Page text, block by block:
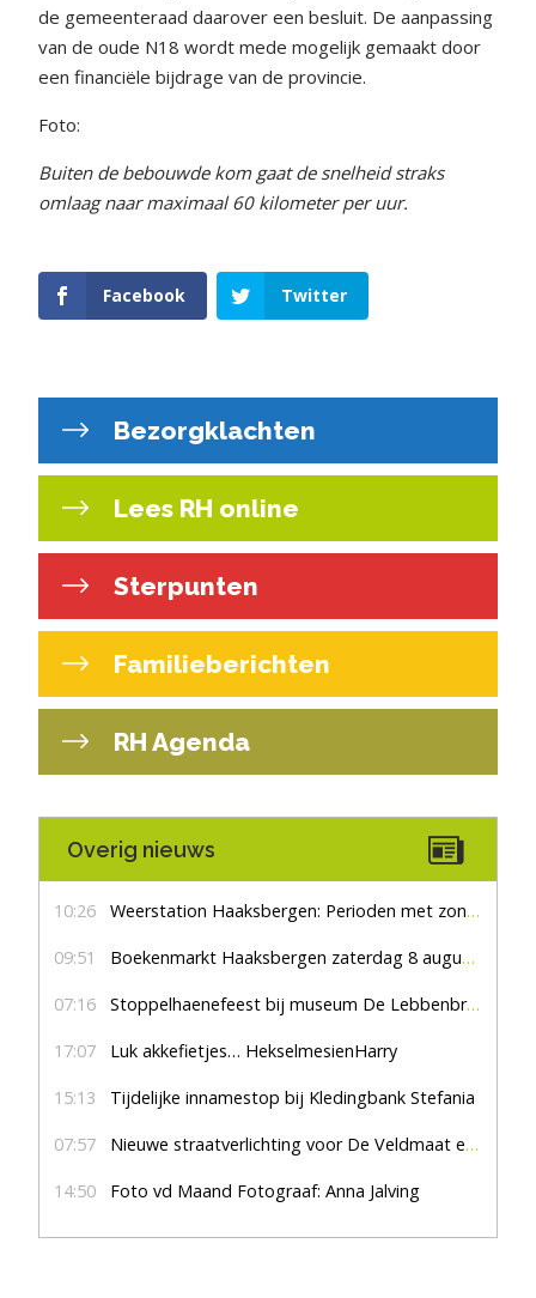
de gemeenteraad daarover een besluit. De aanpassing
van de oude N18 wordt mede mogelijk gemaakt door
een financiële bijdrage van de provincie.
Foto:
Buiten de bebouwde kom gaat de snelheid straks
omlaag naar maximaal 60 kilometer per uur.
Facebook Twitter
Bezorgklachten
Lees RH online
Sterpunten
Familieberichten
RH Agenda
Overig nieuws
10:26 Weerstation Haaksbergen: Perioden met zon en droog
09:51 Boekenmarkt Haaksbergen zaterdag 8 augustus, marktplein Haaksbergen
07:16 Stoppelhaenefeest bij museum De Lebbenbrugge
17:07 Luk akkefietjes… HekselmesienHarry
15:13 Tijdelijke innamestop bij Kledingbank Stefania
07:57 Nieuwe straatverlichting voor De Veldmaat en De Pas
14:50 Foto vd Maand Fotograaf: Anna Jalving